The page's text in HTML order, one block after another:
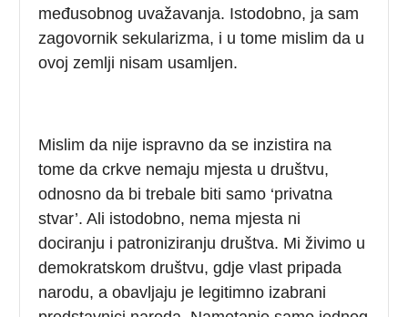
međusobnog uvažavanja. Istodobno, ja sam
zagovornik sekularizma, i u tome mislim da u
ovoj zemlji nisam usamljen.
Mislim da nije ispravno da se inzistira na
tome da crkve nemaju mjesta u društvu,
odnosno da bi trebale biti samo ‘privatna
stvar’. Ali istodobno, nema mjesta ni
dociranju i patroniziranju društva. Mi živimo u
demokratskom društvu, gdje vlast pripada
narodu, a obavljaju je legitimno izabrani